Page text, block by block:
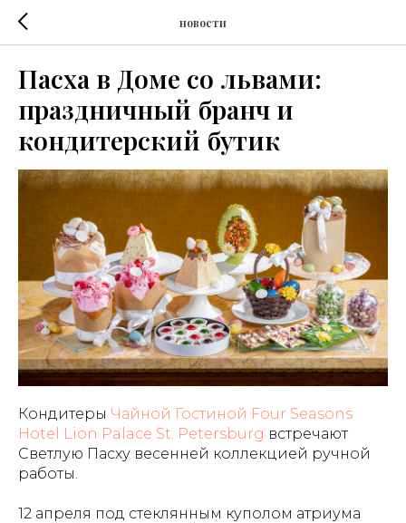
новости
Пасха в Доме со львами:
праздничный бранч и
кондитерский бутик
Кондитеры Чайной Гостиной Four Seasons
Hotel Lion Palace St. Petersburg встречают
Светлую Пасху весенней коллекцией ручной
работы.
12 апреля под стеклянным куполом атриума